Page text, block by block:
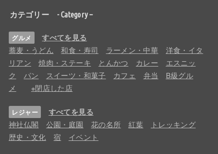
カテゴリー - Category –
グルメ すべてを見る
蕎麦・うどん 和食・寿司 ラーメン・中華
洋食・イタ
リアン
焼肉・ステーキ とんかつ カレー
エスニッ
ク
パン スイーツ・和菓子 カフェ 弁当
B級グル
メ
※閉店した店
レジャー すべてを見る
神社仏閣 公園・庭園 花の名所 紅葉
トレッキング
歴史・文化
宿 イベント